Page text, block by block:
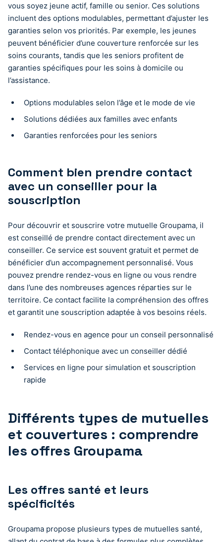
vous soyez jeune actif, famille ou senior. Ces solutions
incluent des options modulables, permettant d’ajuster les
garanties selon vos priorités. Par exemple, les jeunes
peuvent bénéficier d’une couverture renforcée sur les
soins courants, tandis que les seniors profitent de
garanties spécifiques pour les soins à domicile ou
l’assistance.
Options modulables selon l’âge et le mode de vie
Solutions dédiées aux familles avec enfants
Garanties renforcées pour les seniors
Comment bien prendre contact
avec un conseiller pour la
souscription
Pour découvrir et souscrire votre mutuelle Groupama, il
est conseillé de prendre contact directement avec un
conseiller. Ce service est souvent gratuit et permet de
bénéficier d’un accompagnement personnalisé. Vous
pouvez prendre rendez-vous en ligne ou vous rendre
dans l’une des nombreuses agences réparties sur le
territoire. Ce contact facilite la compréhension des offres
et garantit une souscription adaptée à vos besoins réels.
Rendez-vous en agence pour un conseil personnalisé
Contact téléphonique avec un conseiller dédié
Services en ligne pour simulation et souscription
rapide
Différents types de mutuelles
et couvertures : comprendre
les offres Groupama
Les offres santé et leurs
spécificités
Groupama propose plusieurs types de mutuelles santé,